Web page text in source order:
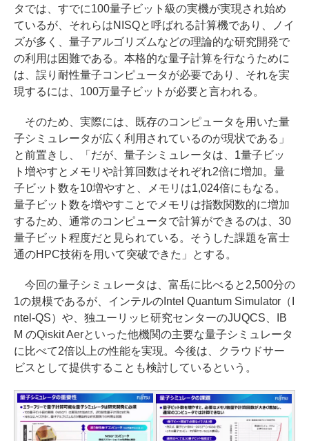
タでは、すでに100量子ビット級の実機が実現され始め
ているが、それらはNISQと呼ばれる計算機であり、ノイ
ズが多く、量子アルゴリズムなどの理論的な研究開発で
の利用は困難である。本格的な量子計算を行なうために
は、誤り耐性量子コンピュータが必要であり、それを実
現するには、100万量子ビットが必要と言われる。
そのため、実際には、既存のコンピュータを用いた量
子シミュレータが広く利用されているのが現状である」
と前置きし、「だが、量子シミュレータは、1量子ビッ
ト増やすとメモリや計算回数はそれぞれ2倍に増加。量
子ビット数を10増やすと、メモリは1,024倍にもなる。
量子ビット数を増やすことでメモリは指数関数的に増加
するため、通常のコンピュータで計算ができるのは、30
量子ビット程度だと見られている。そうした課題を富士
通のHPC技術を用いて突破できた」とする。
今回の量子シミュレータは、富岳に比べると2,500分の
1の規模であるが、インテルのIntel Quantum Simulator（I
ntel-QS）や、独ユーリッヒ研究センターのJUQCS、IB
M のQiskit Aerといった他機関の主要な量子シミュレータ
に比べて2倍以上の性能を実現。今後は、クラウドサー
ビスとして提供することも検討しているという。